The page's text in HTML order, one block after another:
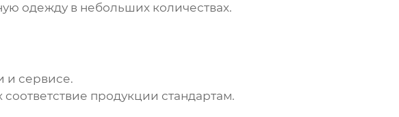
одеждув небольших количествах.
и сервисе.
продукции стандартам.